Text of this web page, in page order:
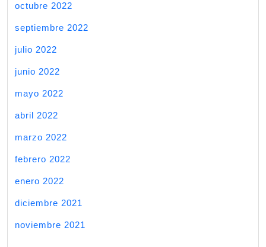
octubre 2022
septiembre 2022
julio 2022
junio 2022
mayo 2022
abril 2022
marzo 2022
febrero 2022
enero 2022
diciembre 2021
noviembre 2021